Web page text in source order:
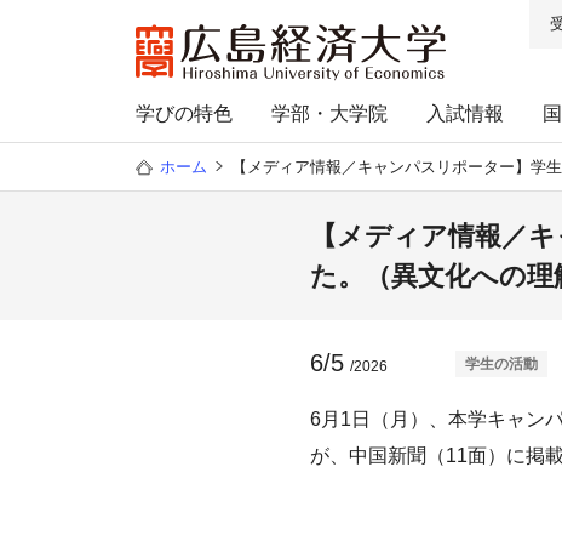
学びの特色 学部・大学院 入試情報
ホーム 【メディア情報／キャンパスリポーター】学
【メディア情報／
た。（異文化への理
6/5 /2026 学生の活動
6月1日（月）、本学キャン
が、中国新聞（11面）に掲